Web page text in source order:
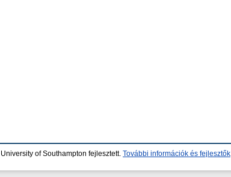
, University of Southampton fejlesztett. További információk és fejlesztők